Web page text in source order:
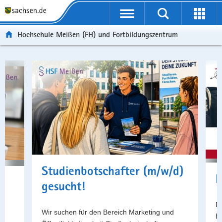
Portalübergreifende
Hochschule Meißen (FH) und Fortbildungszentrum
Schnelleinstieg
der
Portalthemen
Studienbotschafter (m/w/d)
gesucht!
Wir suchen für den Bereich Marketing und